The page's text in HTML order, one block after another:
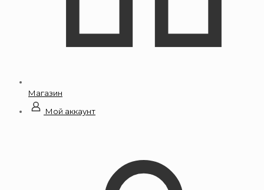
Магазин
Мой аккаунт